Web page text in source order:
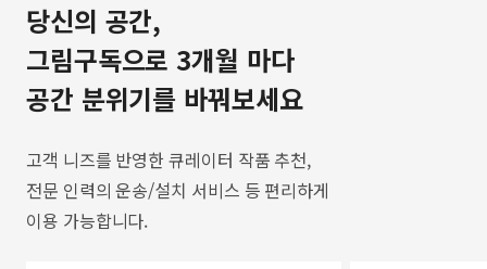
당신의 공간,
그림구독으로 3개월 마다
공간 분위기를 바꿔보세요
고객 니즈를 반영한 큐레이터 작품 추천,
전문 인력의 운송/설치 서비스 등 편리하게
이용 가능합니다.